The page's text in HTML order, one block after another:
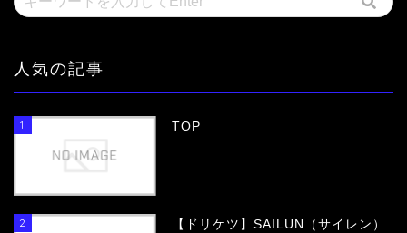
人気の記事
1 TOP
2
【ドリケツ】SAILUN（サイレン）